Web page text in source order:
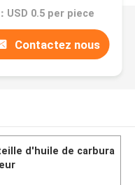
USD 0.5 per piece
Contactez nous
d'huile de carbura